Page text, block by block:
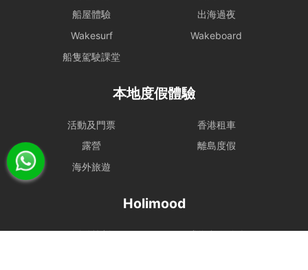
船屋體驗
出海過夜
Wakesurf
Wakeboard
船隻駕駛課堂
本地度假體驗
活動及門票
香港租車
露營
離島度假
海外旅遊
Holimood
活動策劃
成為合作夥伴